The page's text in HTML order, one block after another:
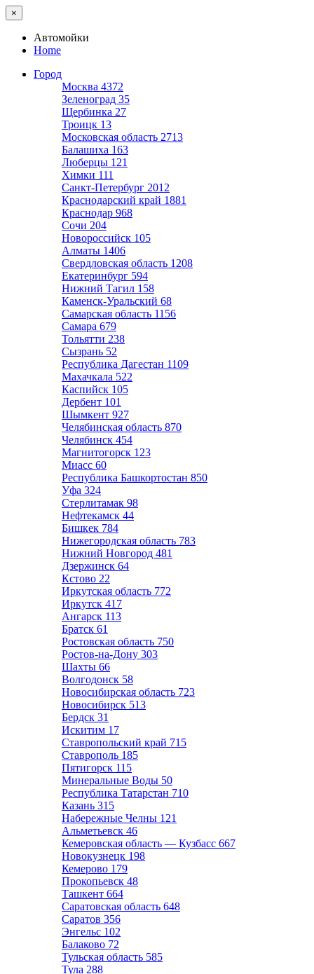
×
Автомойки
Home
Город
Москва 4372
Зеленоград 35
Щербинка 27
Троицк 13
Московская область 2713
Балашиха 163
Люберцы 121
Химки 111
Санкт-Петербург 2012
Краснодарский край 1881
Краснодар 968
Сочи 204
Новороссийск 105
Алматы 1406
Свердловская область 1208
Екатеринбург 594
Нижний Тагил 158
Каменск-Уральский 68
Самарская область 1156
Самара 679
Тольятти 238
Сызрань 52
Республика Дагестан 1109
Махачкала 522
Каспийск 105
Дербент 101
Шымкент 927
Челябинская область 870
Челябинск 454
Магнитогорск 123
Миасс 60
Республика Башкортостан 850
Уфа 324
Стерлитамак 98
Нефтекамск 44
Бишкек 784
Нижегородская область 783
Нижний Новгород 481
Дзержинск 64
Кстово 22
Иркутская область 772
Иркутск 417
Ангарск 113
Братск 61
Ростовская область 750
Ростов-на-Дону 303
Шахты 66
Волгодонск 58
Новосибирская область 723
Новосибирск 513
Бердск 31
Искитим 17
Ставропольский край 715
Ставрополь 185
Пятигорск 115
Минеральные Воды 50
Республика Татарстан 710
Казань 315
Набережные Челны 121
Альметьевск 46
Кемеровская область — Кузбасс 667
Новокузнецк 198
Кемерово 179
Прокопьевск 48
Ташкент 664
Саратовская область 648
Саратов 356
Энгельс 102
Балаково 72
Тульская область 585
Тула 288